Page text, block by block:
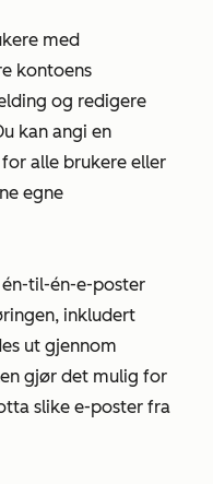
med
kontoens
og redigere
kan angi en
alle brukere eller
egne
til-én-e-poster
inkludert
ut gjennom
gjør det mulig for
slike e-poster fra